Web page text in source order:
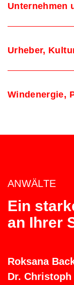
Unternehmen
Urheber,
Windenergie,
ANWÄLTE
Ein
an Ihrer
Roksana
Dr. Christoph